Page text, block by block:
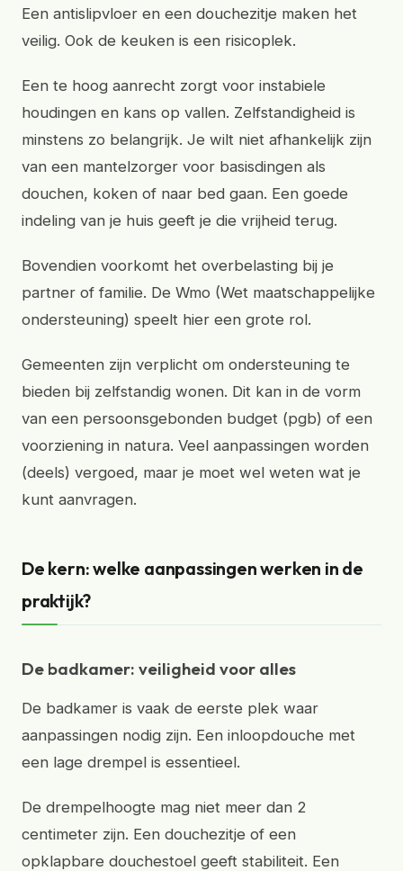
Een antislipvloer en een douchezitje maken het
veilig. Ook de keuken is een risicoplek.
Een te hoog aanrecht zorgt voor instabiele
houdingen en kans op vallen. Zelfstandigheid is
minstens zo belangrijk. Je wilt niet afhankelijk zijn
van een mantelzorger voor basisdingen als
douchen, koken of naar bed gaan. Een goede
indeling van je huis geeft je die vrijheid terug.
Bovendien voorkomt het overbelasting bij je
partner of familie. De Wmo (Wet maatschappelijke
ondersteuning) speelt hier een grote rol.
Gemeenten zijn verplicht om ondersteuning te
bieden bij zelfstandig wonen. Dit kan in de vorm
van een persoonsgebonden budget (pgb) of een
voorziening in natura. Veel aanpassingen worden
(deels) vergoed, maar je moet wel weten wat je
kunt aanvragen.
De kern: welke aanpassingen werken in de
praktijk?
De badkamer: veiligheid voor alles
De badkamer is vaak de eerste plek waar
aanpassingen nodig zijn. Een inloopdouche met
een lage drempel is essentieel.
De drempelhoogte mag niet meer dan 2
centimeter zijn. Een douchezitje of een
opklapbare douchestoel geeft stabiliteit. Een